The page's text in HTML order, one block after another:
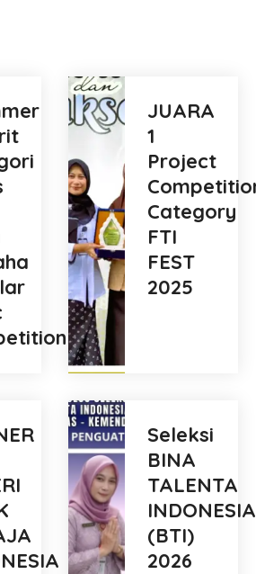
JUARA
1
Project
Category
FTI
FEST
2025
Seleksi
BINA
TALENTA
INDONESIA
(BTI)
2026